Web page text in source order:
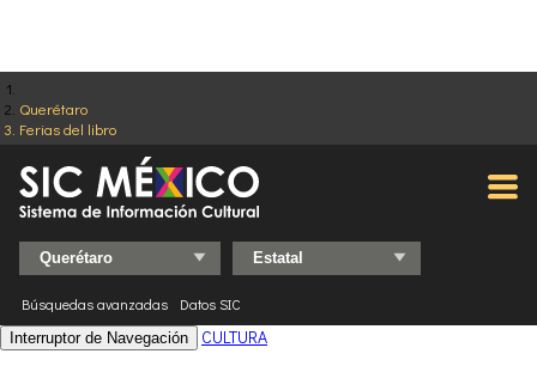
Querétaro
Ferias del libro
Búsquedas avanzadas Datos SIC
Interruptor de Navegación CULTURA